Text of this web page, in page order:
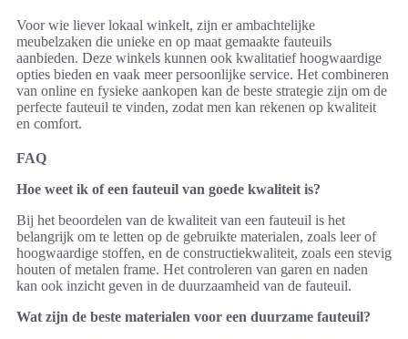
Voor wie liever lokaal winkelt, zijn er ambachtelijke
meubelzaken die unieke en op maat gemaakte fauteuils
aanbieden. Deze winkels kunnen ook kwalitatief hoogwaardige
opties bieden en vaak meer persoonlijke service. Het combineren
van online en fysieke aankopen kan de beste strategie zijn om de
perfecte fauteuil te vinden, zodat men kan rekenen op kwaliteit
en comfort.
FAQ
Hoe weet ik of een fauteuil van goede kwaliteit is?
Bij het beoordelen van de kwaliteit van een fauteuil is het
belangrijk om te letten op de gebruikte materialen, zoals leer of
hoogwaardige stoffen, en de constructiekwaliteit, zoals een stevig
houten of metalen frame. Het controleren van garen en naden
kan ook inzicht geven in de duurzaamheid van de fauteuil.
Wat zijn de beste materialen voor een duurzame fauteuil?